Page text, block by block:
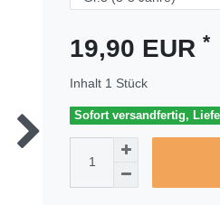
19,90 EUR *
Inhalt 1 Stück
Sofort versandfertig,